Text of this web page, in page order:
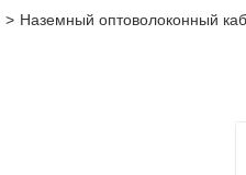
> Наземный оптоволоконный